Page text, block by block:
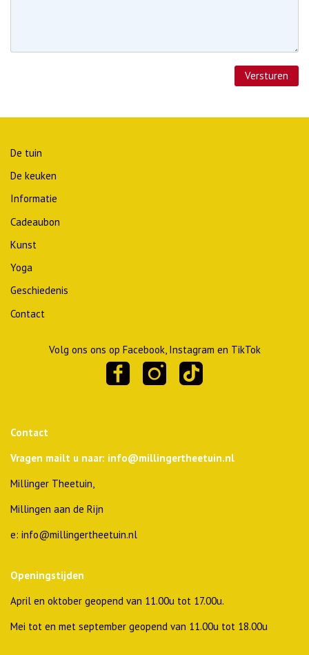
Versturen
De tuin
De keuken
Informatie
Cadeaubon
Kunst
Yoga
Geschiedenis
Contact
Volg ons ons op Facebook, Instagram en TikTok
Contact
Vragen mailt u naar: info@millingertheetuin.nl
Millinger Theetuin,
Millingen aan de Rijn
e: info@millingertheetuin.nl
Openingstijden
April en oktober geopend van 11.00u tot 17.00u.
Mei tot en met september geopend van 11.00u tot 18.00u